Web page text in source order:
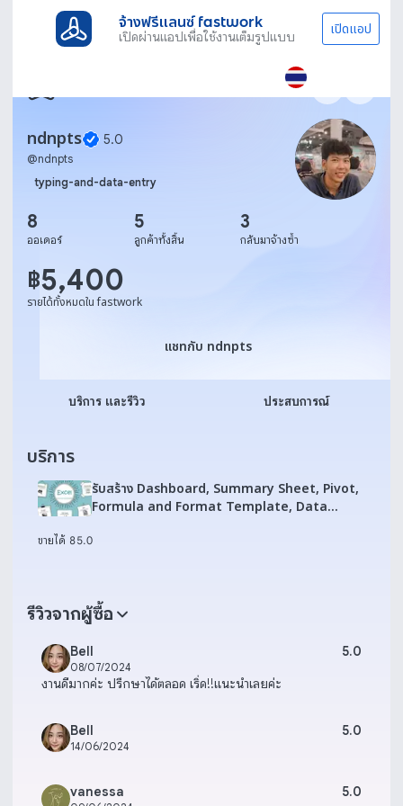
จ้างฟรีแลนซ์ fastwork
เปิดผ่านแอปเพื่อใช้งานเต็มรูปแบบ เปิดแอป
ndnpts 5.0
@ndnpts
typing-and-data-entry
8
ออเดอร์
5
ลูกค้าทั้งสิ้น
3
กลับมาจ้างซ้ำ
฿5,400
รายได้ทั้งหมดใน fastwork
แชทกับ ndnpts
แชทกับ ndnpts
บริการ และรีวิว ประสบการณ์
บริการ
รับสร้าง Dashboard, Summary Sheet, Pivot,
Formula and Format Template, Data
ขายได้ 85.0
รีวิวจากผู้ซื้อ
Bell
08/07/2024
5.0
งานดีมากค่ะ ปรึกษาได้ตลอด เริ่ด!!แนะนำเลยค่ะ
Bell
14/06/2024
5.0
vanessa 5.0